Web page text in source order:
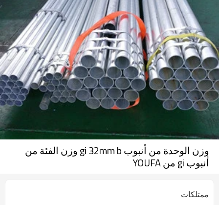
وزن الوحدة من أنبوب gi 32mm b وزن الفئة من
أنبوب gi من YOUFA
ممتلكات